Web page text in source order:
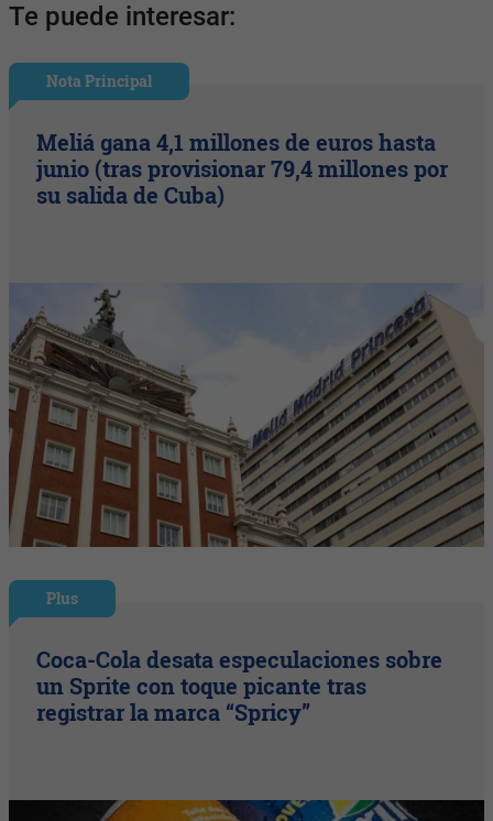
Te puede interesar:
Nota Principal
Meliá gana 4,1 millones de euros hasta
junio (tras provisionar 79,4 millones por
su salida de Cuba)
Plus
Coca-Cola desata especulaciones sobre
un Sprite con toque picante tras
registrar la marca “Spricy”